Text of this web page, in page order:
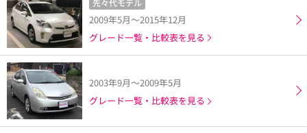
2009年5月～2015年12月
グレード一覧・比較表を見る
2003年9月～2009年5月
グレード一覧・比較表を見る